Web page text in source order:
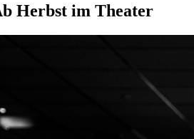
Herbst im Theater